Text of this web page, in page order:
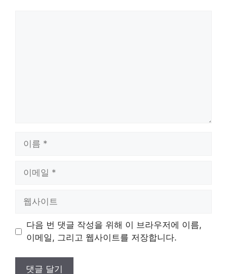
트
다음 번 댓글 작성을 위해 이 브라우저에 이름,
이메일, 그리고 웹사이트를 저장합니다.